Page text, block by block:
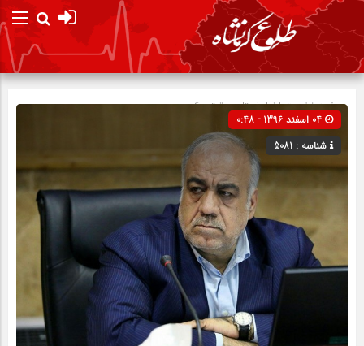
صفحه نخستاخبار استان»تیتر یک
شناسه : 5081